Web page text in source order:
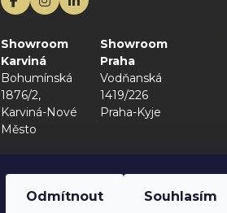
Odmítnout Souhlasím
Showroom
Karviná
Bohumínská
1876/2,
Karviná-Nové
Město
Showroom
Praha
Vodňanská
1419/226
Praha-Kyje